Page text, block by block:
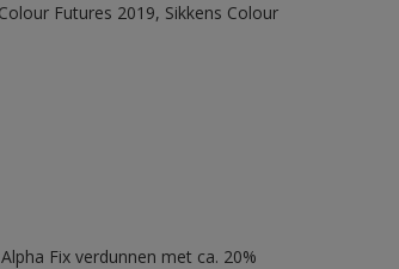
Futures 2019, Sikkens Colour
Fix verdunnen met ca. 20%